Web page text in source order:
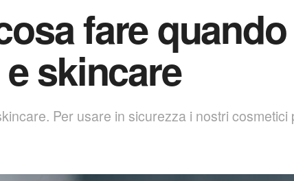
fare quando
skincare
Per usare in sicurezza i nostri cosmetici